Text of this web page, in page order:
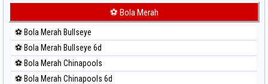
Paito Harian Sydney Lottery 6d
Paito Harian Sydney Lotto
Paito Harian Sydney Pools 6d
Paito Harian Taipei
Paito Harian Taiwan
⚽ Bola Merah
⚽ Bola Merah Bullseye
⚽ Bola Merah Bullseye 6d
⚽ Bola Merah Chinapools
⚽ Bola Merah Chinapools 6d